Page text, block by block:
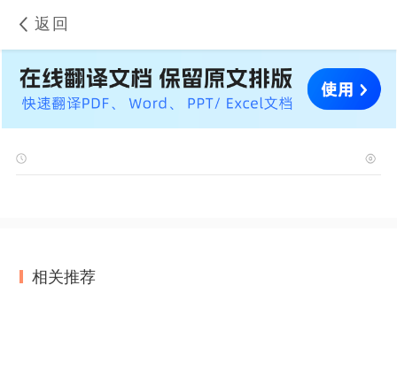
返回
相关推荐